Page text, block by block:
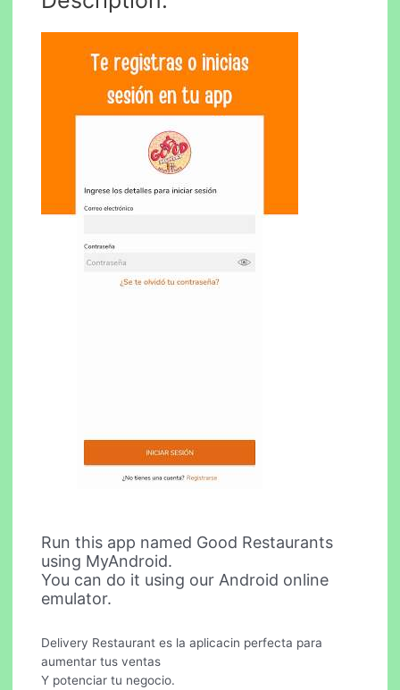
Run this app named Good Restaurants
using MyAndroid.
You can do it using our Android online
emulator.
Delivery Restaurant es la aplicacin perfecta para
aumentar tus ventas
Y potenciar tu negocio.